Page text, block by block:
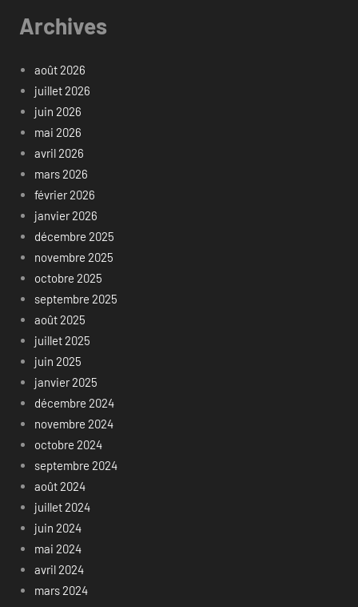
Archives
août 2026
juillet 2026
juin 2026
mai 2026
avril 2026
mars 2026
février 2026
janvier 2026
décembre 2025
novembre 2025
octobre 2025
septembre 2025
août 2025
juillet 2025
juin 2025
janvier 2025
décembre 2024
novembre 2024
octobre 2024
septembre 2024
août 2024
juillet 2024
juin 2024
mai 2024
avril 2024
mars 2024